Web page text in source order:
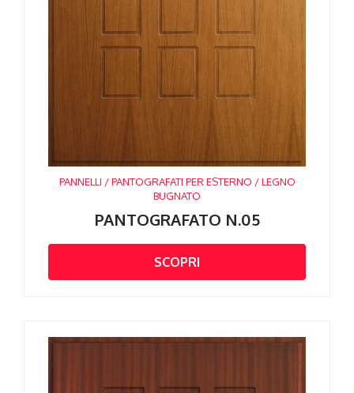
PANNELLI / PANTOGRAFATI PER ESTERNO / LEGNO
BUGNATO
PANTOGRAFATO N.05
SCOPRI